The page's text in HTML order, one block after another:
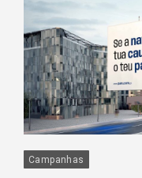
Campanhas